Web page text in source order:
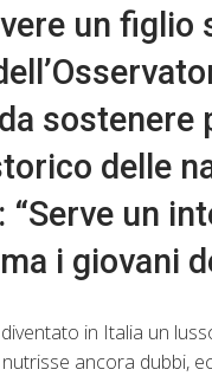
un
delle
“Serve un
i giovani
in Italia un
ancora dubbi,